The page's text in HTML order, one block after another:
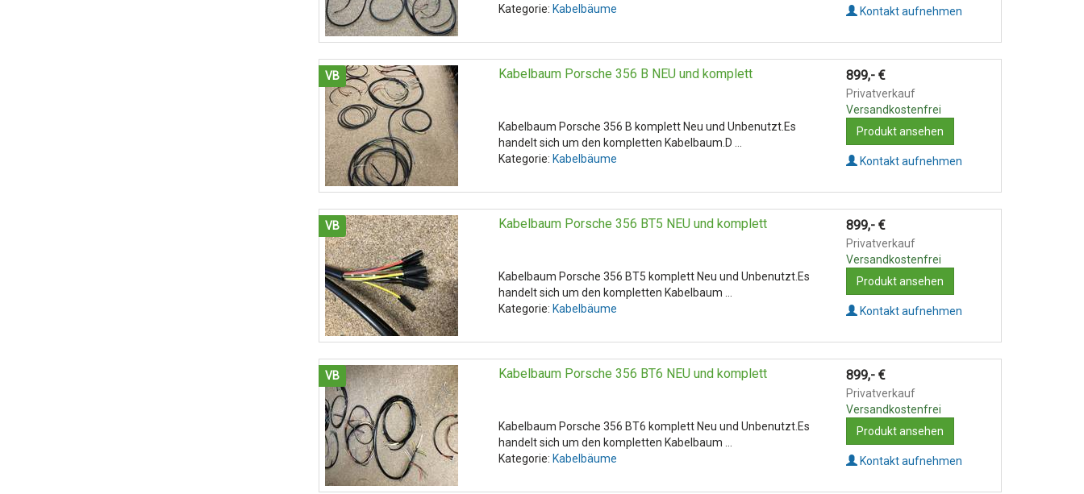
Kategorie: Kabelbäume Kontakt aufnehmen
VB Kabelbaum Porsche 356 B NEU und komplett
Kabelbaum Porsche 356 B komplett Neu und Unbenutzt.Es
handelt sich um den kompletten Kabelbaum.D ...
Kategorie: Kabelbäume
899,- €
Privatverkauf
Versandkostenfrei
Produkt ansehen
Kontakt aufnehmen
VB Kabelbaum Porsche 356 BT5 NEU und komplett
Kabelbaum Porsche 356 BT5 komplett Neu und Unbenutzt.Es
handelt sich um den kompletten Kabelbaum ...
Kategorie: Kabelbäume
899,- €
Privatverkauf
Versandkostenfrei
Produkt ansehen
Kontakt aufnehmen
VB Kabelbaum Porsche 356 BT6 NEU und komplett
Kabelbaum Porsche 356 BT6 komplett Neu und Unbenutzt.Es
handelt sich um den kompletten Kabelbaum ...
Kategorie: Kabelbäume
899,- €
Privatverkauf
Versandkostenfrei
Produkt ansehen
Kontakt aufnehmen